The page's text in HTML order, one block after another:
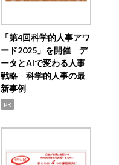
「第4回科学的人事アワ
ード2025」を開催 デ
ータとAIで変わる人事
戦略 科学的人事の最
新事例
PR